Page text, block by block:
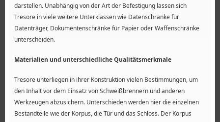
darstellen. Unabhängig von der Art der Befestigung lassen sich
Tresore in viele weitere Unterklassen wie Datenschränke für
Datenträger, Dokumentenschränke für Papier oder Waffenschränke
unterscheiden.
Materialien und unterschiedliche Qualitätsmerkmale
Tresore unterliegen in ihrer Konstruktion vielen Bestimmungen, um
den Inhalt vor dem Einsatz von Schweißbrennern und anderen
Werkzeugen abzusichern. Unterschieden werden hier die einzelnen
Bestandteile wie der Korpus, die Tür und das Schloss. Der Korpus